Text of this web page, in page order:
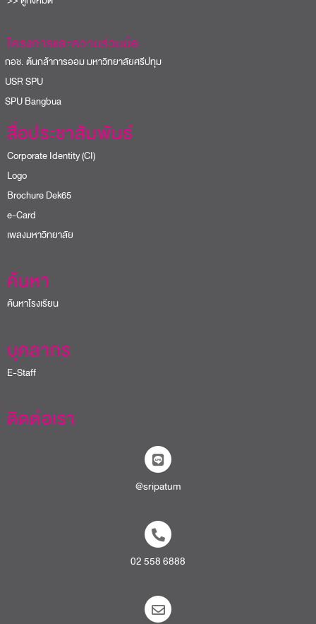
โครงการและความร่วมมือ
ช. ต้นกล้าการออม มหาวิทยาลัยศรีปทุม
SPU
Bangbua
สื่อประชาสัมพันธ์
Corporate Identity (CI)
Logo
Brochure Dek65
e-Card
เพลงมหาวิทยาลัย
ค้นหา
ค้นหาโรงเรียน
บุคลากร
E-Staff
ติดต่อเรา
@sripatum
02 558 6888